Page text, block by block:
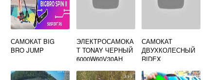
САМОКАТ BIG
BRO JUMP
ЭЛЕКТРОСАМОКА
Т TONAY ЧЕРНЫЙ
6000W60V30AH
САМОКАТ
ДВУХКОЛЕСНЫЙ
RIDEX